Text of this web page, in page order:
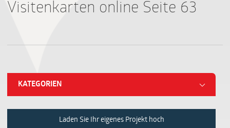
Visitenkarten online Seite 63
KATEGORIEN
Laden Sie Ihr eigenes Projekt hoch